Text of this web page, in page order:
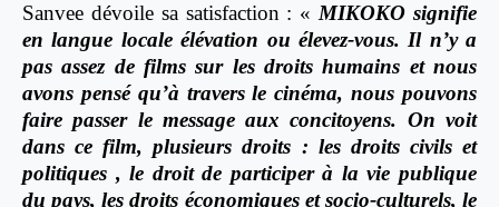
Sanvee dévoile sa satisfaction : « MIKOKO signifie
en langue locale élévation ou élevez-vous. Il n’y a
pas assez de films sur les droits humains et nous
avons pensé qu’à travers le cinéma, nous pouvons
faire passer le message aux concitoyens. On voit
dans ce film, plusieurs droits : les droits civils et
politiques , le droit de participer à la vie publique
du pays, les droits économiques et socio-culturels, le